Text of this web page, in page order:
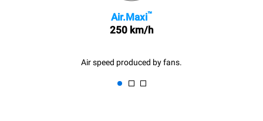
Air.Maxi™
250 km/h
Air speed produced by fans.